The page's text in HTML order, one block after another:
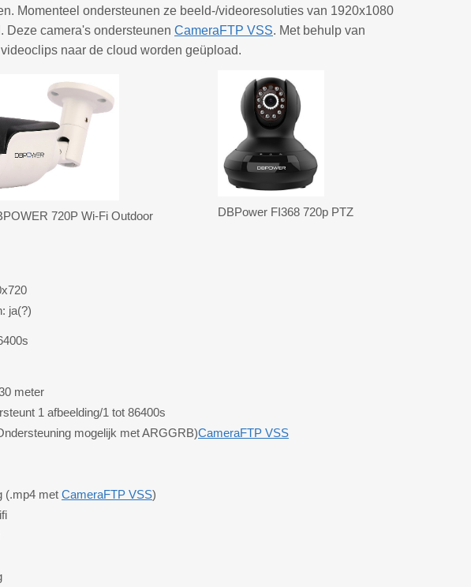
Momenteel ondersteunen ze beeld-/videoresoluties van 1920x1080
Deze camera's ondersteunen CameraFTP VSS. Met behulp van
naar de cloud worden geüpload.
720P Wi-Fi Outdoor DBPower FI368 720p PTZ
ja(?)
meter
1 afbeelding/1 tot 86400s
mogelijk met ARGGRB)CameraFTP VSS
(.mp4 met CameraFTP VSS)